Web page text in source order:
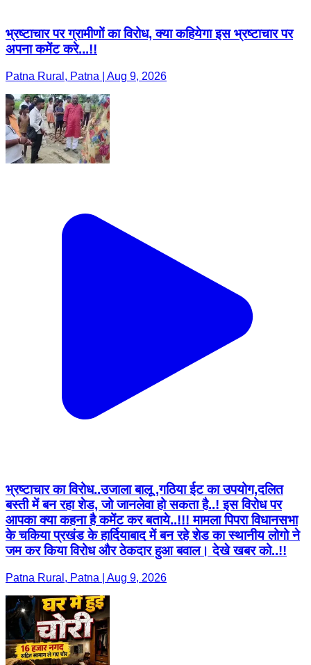
भ्रष्टाचार पर ग्रामीणों का विरोध, क्या कहियेगा इस भ्रष्टाचार पर
अपना कमेंट करे...!!
Patna Rural, Patna | Aug 9, 2026
भ्रष्टाचार का विरोध..उजाला बालू ,गठिया ईट का उपयोग,दलित
बस्ती में बन रहा शेड, जो जानलेवा हो सकता है..! इस विरोध पर
आपका क्या कहना है कमेंट कर बताये..!!! मामला पिपरा विधानसभा
के चकिया प्रखंड के हार्दियाबाद में बन रहे शेड का स्थानीय लोगो ने
जम कर किया विरोध और ठेकदार हुआ बवाल। देखे खबर को..!!
Patna Rural, Patna | Aug 9, 2026